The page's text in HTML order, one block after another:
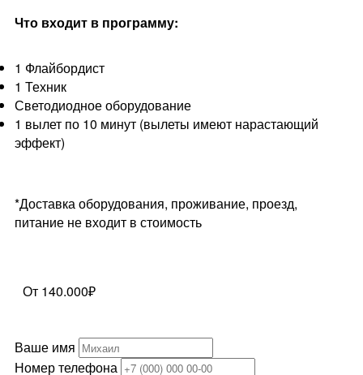
Что входит в программу:
1 Флайбордист
1 Техник
Светодиодное оборудование
1 вылет по 10 минут (вылеты имеют нарастающий
эффект)
*Доставка оборудования, проживание, проезд,
питание не входит в стоимость
От 140.000₽
Ваше имя
Номер телефона